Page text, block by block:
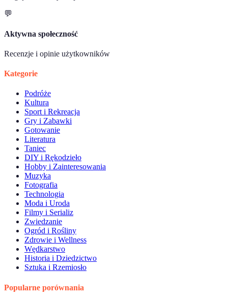
💬
Aktywna społeczność
Recenzje i opinie użytkowników
Kategorie
Podróże
Kultura
Sport i Rekreacja
Gry i Zabawki
Gotowanie
Literatura
Taniec
DIY i Rękodzieło
Hobby i Zainteresowania
Muzyka
Fotografia
Technologia
Moda i Uroda
Filmy i Serializ
Zwiedzanie
Ogród i Rośliny
Zdrowie i Wellness
Wędkarstwo
Historia i Dziedzictwo
Sztuka i Rzemiosło
Popularne porównania